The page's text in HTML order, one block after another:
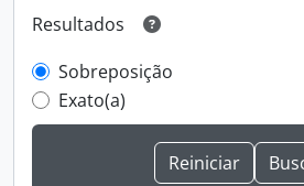
Resultados
Sobreposição
Exato(a)